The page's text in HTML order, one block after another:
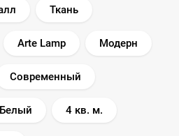
Ткань
Arte Lamp Модерн
Современный
Белый 4 кв. м.